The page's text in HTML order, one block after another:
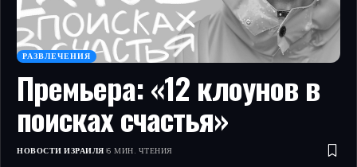
РАЗВЛЕЧЕНИЯ
Премьера: «12 клоунов в
поисках счастья»
НОВОСТИ ИЗРАИЛЯ 6 МИН. ЧТЕНИЯ